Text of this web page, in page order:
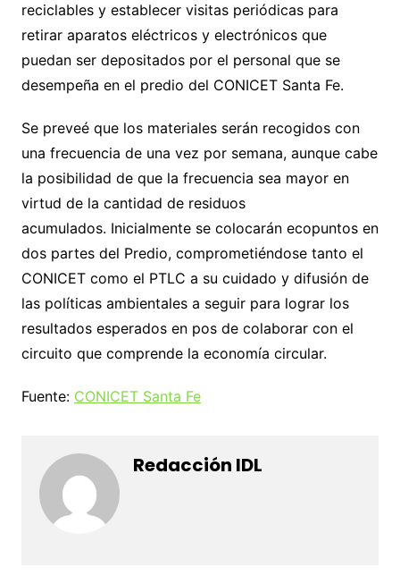
reciclables y establecer visitas periódicas para
retirar aparatos eléctricos y electrónicos que
puedan ser depositados por el personal que se
desempeña en el predio del CONICET Santa Fe.
Se preveé que los materiales serán recogidos con
una frecuencia de una vez por semana, aunque cabe
la posibilidad de que la frecuencia sea mayor en
virtud de la cantidad de residuos
acumulados. Inicialmente se colocarán ecopuntos en
dos partes del Predio, comprometiéndose tanto el
CONICET como el PTLC a su cuidado y difusión de
las políticas ambientales a seguir para lograr los
resultados esperados en pos de colaborar con el
circuito que comprende la economía circular.
Fuente: CONICET Santa Fe
Redacción IDL